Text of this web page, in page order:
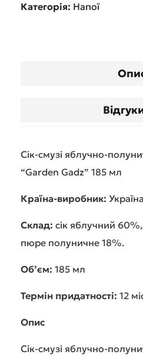
Категорія: Напої
Сік-смузі яблучно-
“Garden Gadz” 185 мл
Країна-виробник: Україна
Склад: сік яблучний
пюре полуничне 18%.
Об’єм: 185 мл
Термін придатності: 12
Опис
Сік-смузі яблучно-